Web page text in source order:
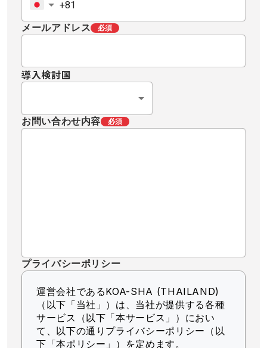
メールアドレス 必須
導入検討国
お問い合わせ内容 必須
プライバシーポリシー
運営会社であるKOA-SHA (THAILAND)
（以下「当社」） は、当社が提供する各種
サービス（以下「本サービス」）におい
て、以下の通りプライバシーポリシー（以
下「本ポリシー」）を定めます。